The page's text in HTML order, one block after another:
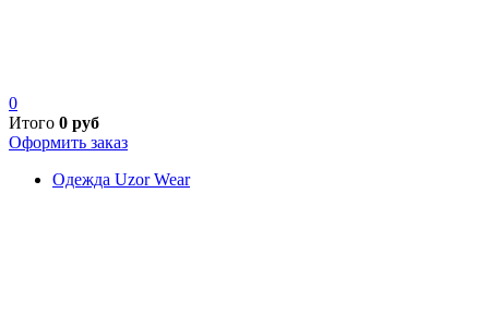
0
Итого 0 руб
Оформить заказ
Одежда Uzor Wear